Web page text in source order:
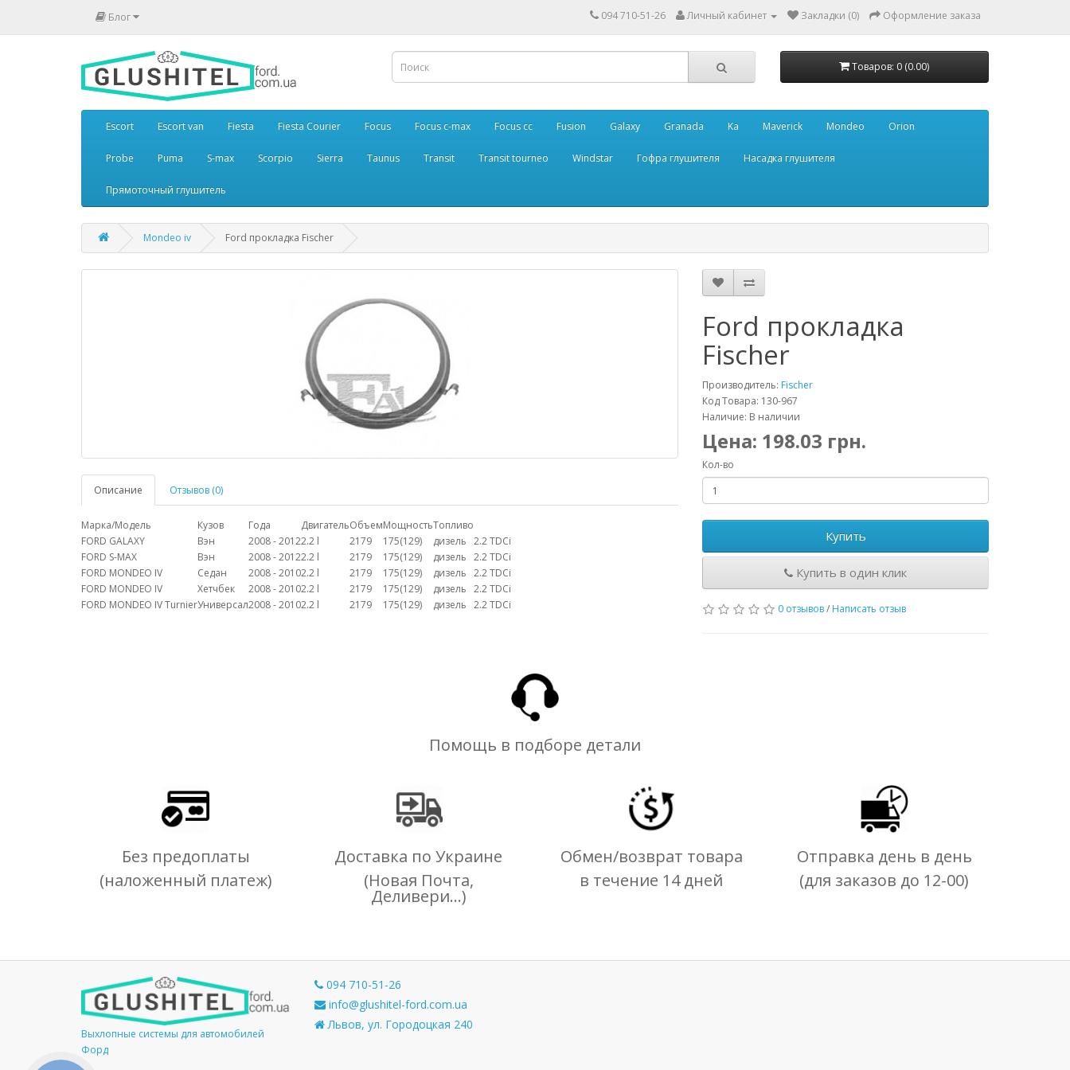
Блог 094 710-51-26 Личный кабинет Закладки (0) Оформление заказа
Товаров: 0 (0.00)
Escort Escort van Fiesta Fiesta Courier Focus Focus c-max Focus cc Fusion Galaxy Granada Ka Maverick Mondeo Orion
Probe Puma S-max Scorpio Sierra Taunus Transit Transit tourneo Windstar Гофра глушителя Насадка глушителя
Прямоточный глушитель
Mondeo iv Ford прокладка Fischer
Описание Отзывов (0)
Марка/Модель Кузов Года ДвигательОбъемМощностьТопливо
FORD GALAXY
Вэн 2008 - 20122.2 l 2179 175(129) дизель 2.2 TDCi
FORD S-MAX
Вэн 2008 - 20122.2 l 2179 175(129) дизель 2.2 TDCi
FORD MONDEO IV
Седан 2008 - 20102.2 l 2179 175(129) дизель 2.2 TDCi
FORD MONDEO IV
Хетчбек 2008 - 20102.2 l 2179 175(129) дизель 2.2 TDCi
FORD MONDEO IV TurnierУниверсал2008 - 20102.2 l 2179 175(129) дизель 2.2 TDCi
Ford прокладка
Fischer
Производитель: Fischer
Код Товара: 130-967
Наличие: В наличии
Цена: 198.03 грн.
Кол-во
Купить
Купить в один клик
0 отзывов/ Написать отзыв
Помощь в подборе детали
Без предоплаты
(наложенный платеж)
Доставка по Украине
(Новая Почта,
Деливери...)
Обмен/возврат товара
в течение 14 дней
Отправка день в день
(для заказов до 12-00)
Выхлопные системы для автомобилей
Форд
094 710-51-26
info@glushitel-ford.com.ua
Львов, ул. Городоцкая 240